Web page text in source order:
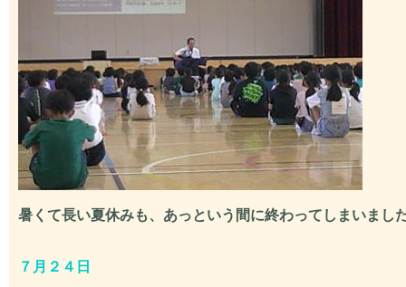
暑くて長い夏休みも、あっという間に終わってしまいまし
７月２４日